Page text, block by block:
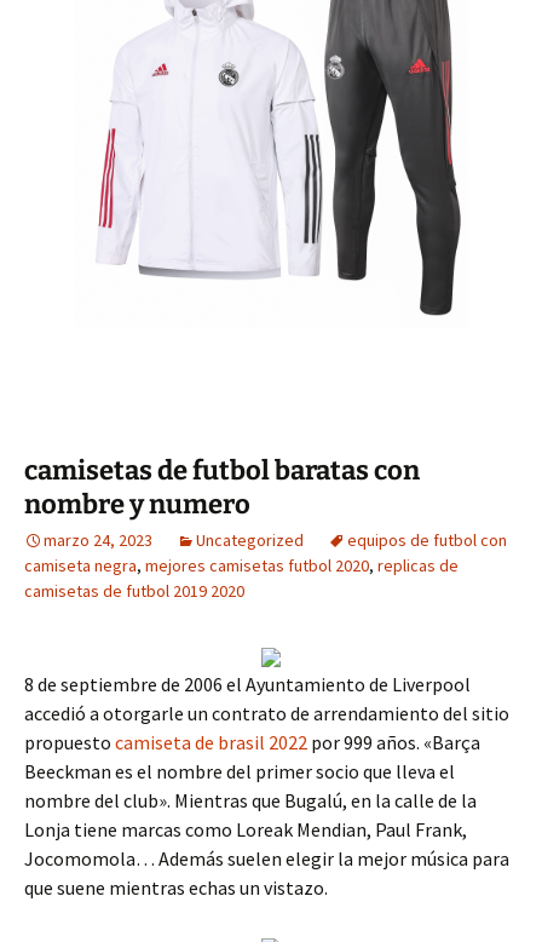
camisetas de futbol baratas con
nombre y numero
marzo 24, 2023 Uncategorized
equipos de futbol con
camiseta negra, mejores camisetas futbol 2020, replicas de
camisetas de futbol 2019 2020
8 de septiembre de 2006 el Ayuntamiento de Liverpool
accedió a otorgarle un contrato de arrendamiento del sitio
propuesto camiseta de brasil 2022 por 999 años. «Barça
Beeckman es el nombre del primer socio que lleva el
nombre del club». Mientras que Bugalú, en la calle de la
Lonja tiene marcas como Loreak Mendian, Paul Frank,
Jocomomola… Además suelen elegir la mejor música para
que suene mientras echas un vistazo.